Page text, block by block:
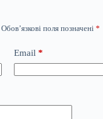
Обов’язкові поля позначені *
Email *